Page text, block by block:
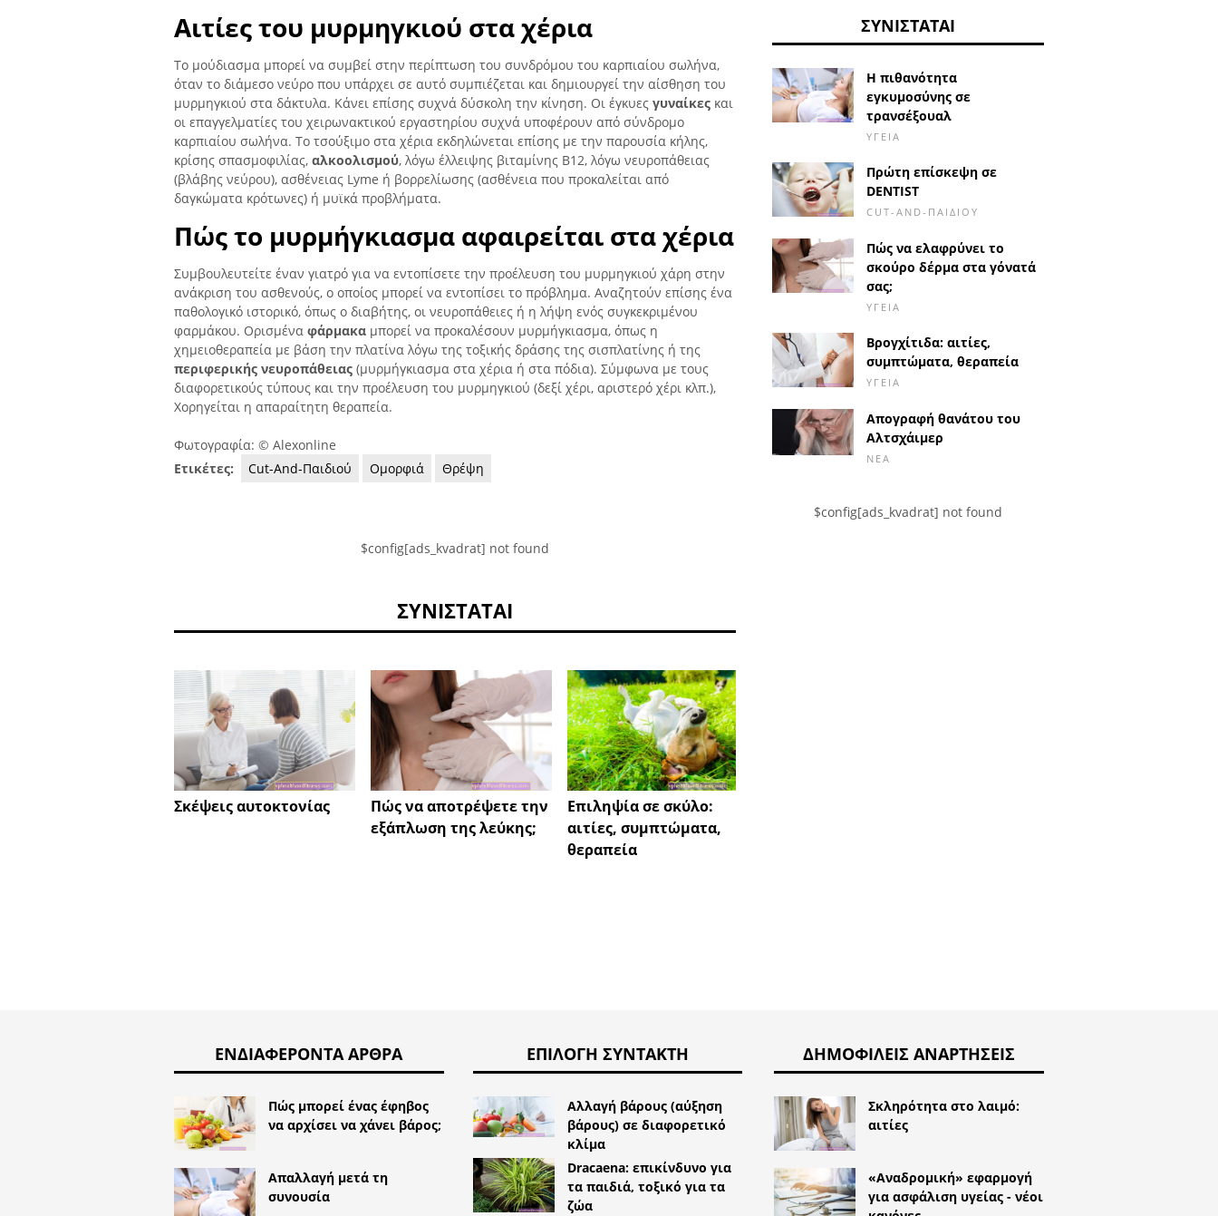
Αιτίες του μυρμηγκιού στα χέρια
Το μούδιασμα μπορεί να συμβεί στην περίπτωση του συνδρόμου του καρπιαίου σωλήνα,
όταν το διάμεσο νεύρο που υπάρχει σε αυτό συμπιέζεται και δημιουργεί την αίσθηση του
μυρμηγκιού στα δάκτυλα. Κάνει επίσης συχνά δύσκολη την κίνηση. Οι έγκυες γυναίκες και
οι επαγγελματίες του χειρωνακτικού εργαστηρίου συχνά υποφέρουν από σύνδρομο
καρπιαίου σωλήνα. Το τσούξιμο στα χέρια εκδηλώνεται επίσης με την παρουσία κήλης,
κρίσης σπασμοφιλίας, αλκοολισμού, λόγω έλλειψης βιταμίνης Β12, λόγω νευροπάθειας
(βλάβης νεύρου), ασθένειας Lyme ή βορρελίωσης (ασθένεια που προκαλείται από
δαγκώματα κρότωνες) ή μυϊκά προβλήματα.
Πώς το μυρμήγκιασμα αφαιρείται στα χέρια
Συμβουλευτείτε έναν γιατρό για να εντοπίσετε την προέλευση του μυρμηγκιού χάρη στην
ανάκριση του ασθενούς, ο οποίος μπορεί να εντοπίσει το πρόβλημα. Αναζητούν επίσης ένα
παθολογικό ιστορικό, όπως ο διαβήτης, οι νευροπάθειες ή η λήψη ενός συγκεκριμένου
φαρμάκου. Ορισμένα φάρμακα μπορεί να προκαλέσουν μυρμήγκιασμα, όπως η
χημειοθεραπεία με βάση την πλατίνα λόγω της τοξικής δράσης της σισπλατίνης ή της
περιφερικής νευροπάθειας (μυρμήγκιασμα στα χέρια ή στα πόδια). Σύμφωνα με τους
διαφορετικούς τύπους και την προέλευση του μυρμηγκιού (δεξί χέρι, αριστερό χέρι κλπ.),
Χορηγείται η απαραίτητη θεραπεία.
Φωτογραφία: © Alexonline
Ετικέτες:
Cut-And-Παιδιού Ομορφιά Θρέψη
$config[ads_kvadrat] not found
ΣΥΝΙΣΤΆΤΑΙ
Σκέψεις αυτοκτονίας
Πώς να αποτρέψετε την
εξάπλωση της λεύκης;
Επιληψία σε σκύλο:
αιτίες, συμπτώματα,
θεραπεία
ΣΥΝΙΣΤΆΤΑΙ
Η πιθανότητα
εγκυμοσύνης σε
τρανσέξουαλ
ΥΓΕΊΑ
Πρώτη επίσκεψη σε
DENTIST
CUT-AND-ΠΑΙΔΙΟΎ
Πώς να ελαφρύνει το
σκούρο δέρμα στα γόνατά
σας;
ΥΓΕΊΑ
Βρογχίτιδα: αιτίες,
συμπτώματα, θεραπεία
ΥΓΕΊΑ
Απογραφή θανάτου του
Αλτσχάιμερ
ΝΈΑ
$config[ads_kvadrat] not found
ΕΝΔΙΑΦΈΡΟΝΤΑ ΆΡΘΡΑ
Πώς μπορεί ένας έφηβος
να αρχίσει να χάνει βάρος;
Απαλλαγή μετά τη
συνουσία
ΕΠΙΛΟΓΉ ΣΥΝΤΆΚΤΗ
Αλλαγή βάρους (αύξηση
βάρους) σε διαφορετικό
κλίμα
Dracaena: επικίνδυνο για
τα παιδιά, τοξικό για τα
ζώα
ΔΗΜΟΦΙΛΕΊΣ ΑΝΑΡΤΉΣΕΙΣ
Σκληρότητα στο λαιμό:
αιτίες
«Αναδρομική» εφαρμογή
για ασφάλιση υγείας - νέοι